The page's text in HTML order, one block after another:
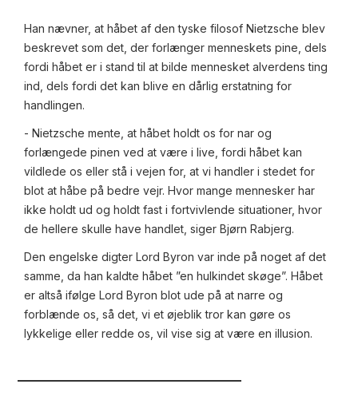
Han nævner, at håbet af den tyske filosof Nietzsche blev
beskrevet som det, der forlænger menneskets pine, dels
fordi håbet er i stand til at bilde mennesket alverdens ting
ind, dels fordi det kan blive en dårlig erstatning for
handlingen.
- Nietzsche mente, at håbet holdt os for nar og
forlængede pinen ved at være i live, fordi håbet kan
vildlede os eller stå i vejen for, at vi handler i stedet for
blot at håbe på bedre vejr. Hvor mange mennesker har
ikke holdt ud og holdt fast i fortvivlende situationer, hvor
de hellere skulle have handlet, siger Bjørn Rabjerg.
Den engelske digter Lord Byron var inde på noget af det
samme, da han kaldte håbet ”en hulkindet skøge”. Håbet
er altså ifølge Lord Byron blot ude på at narre og
forblænde os, så det, vi et øjeblik tror kan gøre os
lykkelige eller redde os, vil vise sig at være en illusion.